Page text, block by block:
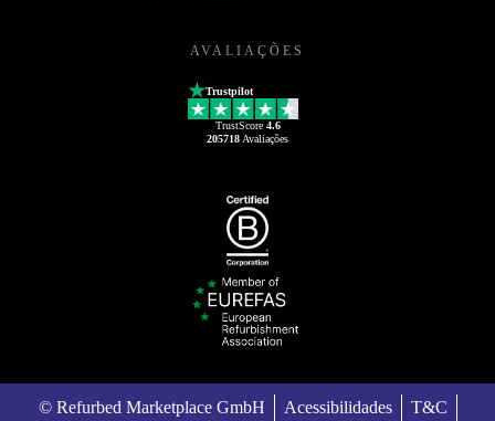
AVALIAÇÕES
Trustpilot
TrustScore 4.6
205718 Avaliações
© Refurbed Marketplace GmbH Acessibilidades T&C